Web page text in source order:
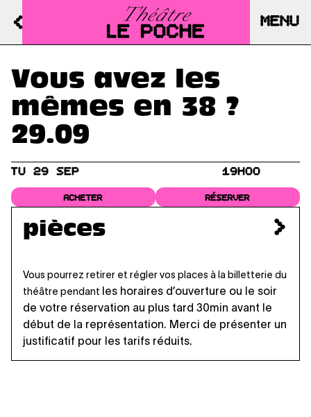
MENU
Vous avez les
mêmes en 38 ?
29.09
pièces
Vous pourrez retirer et régler vos places à la billetterie du
théâtre pendant les horaires d’ouverture ou le soir
de votre réservation au plus tard 30min avant le
début de la représentation. Merci de présenter un
justificatif pour les tarifs réduits.
TU 29 SEP 19H00
ACHETER RÉSERVER